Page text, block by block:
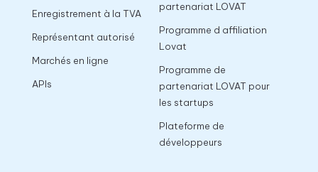
Enregistrement à la TVA
Représentant autorisé
Marchés en ligne
APIs
partenariat LOVAT
Programme d affiliation
Lovat
Programme de
partenariat LOVAT pour
les startups
Plateforme de
développeurs